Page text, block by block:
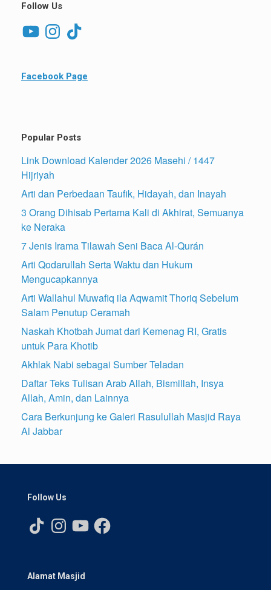
Follow Us
YouTubeInstagram
TikTok
Facebook Page
Popular Posts
Link Download Kalender 2026 Masehi / 1447
Hijriyah
Arti dan Perbedaan Taufik, Hidayah, dan Inayah
3 Orang Dihisab Pertama Kali di Akhirat, Semuanya
ke Neraka
7 Jenis Irama Tilawah Seni Baca Al-Qurán
Arti Qodarullah Serta Waktu dan Hukum
Mengucapkannya
Arti Wallahul Muwafiq ila Aqwamit Thoriq Sebelum
Salam Penutup Ceramah
Naskah Khotbah Jumat dari Kemenag RI, Gratis
untuk Para Khotib
Akhlak Nabi sebagai Sumber Teladan
Daftar Teks Tulisan Arab Allah, Bismillah, Insya
Allah, Amin, dan Lainnya
Cara Berkunjung ke Galeri Rasulullah Masjid Raya
Al Jabbar
Follow Us
TikTok InstagramYouTubeFacebook
Alamat Masjid